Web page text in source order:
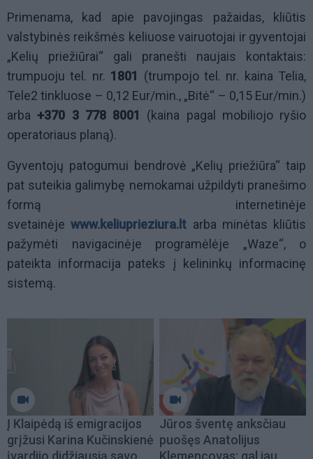
Primenama, kad apie pavojingas pažaidas, kliūtis
valstybinės reikšmės keliuose vairuotojai ir gyventojai
„Kelių priežiūrai“ gali pranešti naujais kontaktais:
trumpuoju tel. nr. 1801
(trumpojo tel. nr. kaina Telia,
Tele2 tinkluose – 0,12 Eur/min., „Bitė“ – 0,15 Eur/min.)
arba+370 3 778 8001
(kaina pagal mobiliojo ryšio
operatoriaus planą).
Gyventojų patogumui bendrovė „Kelių priežiūra“ taip
pat suteikia galimybę nemokamai užpildyti pranešimo
formą internetinėje
svetainėjewww.keliuprieziura.lt arba minėtas kliūtis
pažymėti navigacinėje programėlėje „Waze“, o
pateikta informacija pateks į kelininkų informacinę
sistemą.
Į Klaipėdą iš emigracijos
grįžusi Karina Kučinskienė
įvardijo didžiausią savo
Jūros šventę anksčiau
puošęs Anatolijus
Klemencovas: gal jau